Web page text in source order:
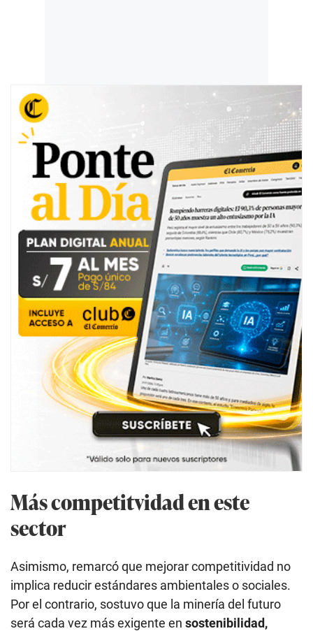
Más competitvidad en este
sector
Asimismo, remarcó que mejorar competitividad no
implica reducir estándares ambientales o sociales.
Por el contrario, sostuvo que la minería del futuro
será cada vez más exigente en sostenibilidad,